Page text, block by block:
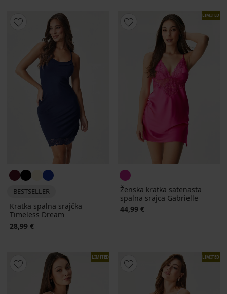
BESTSELLER
Kratka spalna srajčka
Timeless Dream
28,99 €
LIMITED
Ženska kratka satenasta
spalna srajca Gabrielle
44,99 €
LIMITED LIMITED